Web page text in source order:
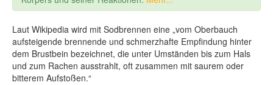
Laut Wikipedia wird mit Sodbrennen eine „vom Oberbauch
aufsteigende brennende und schmerzhafte Empfindung hinter
dem Brustbein bezeichnet, die unter Umständen bis zum Hals
und zum Rachen ausstrahlt, oft zusammen mit saurem oder
bitterem Aufstoßen.“